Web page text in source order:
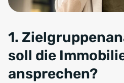
1.
soll die
ansprechen?